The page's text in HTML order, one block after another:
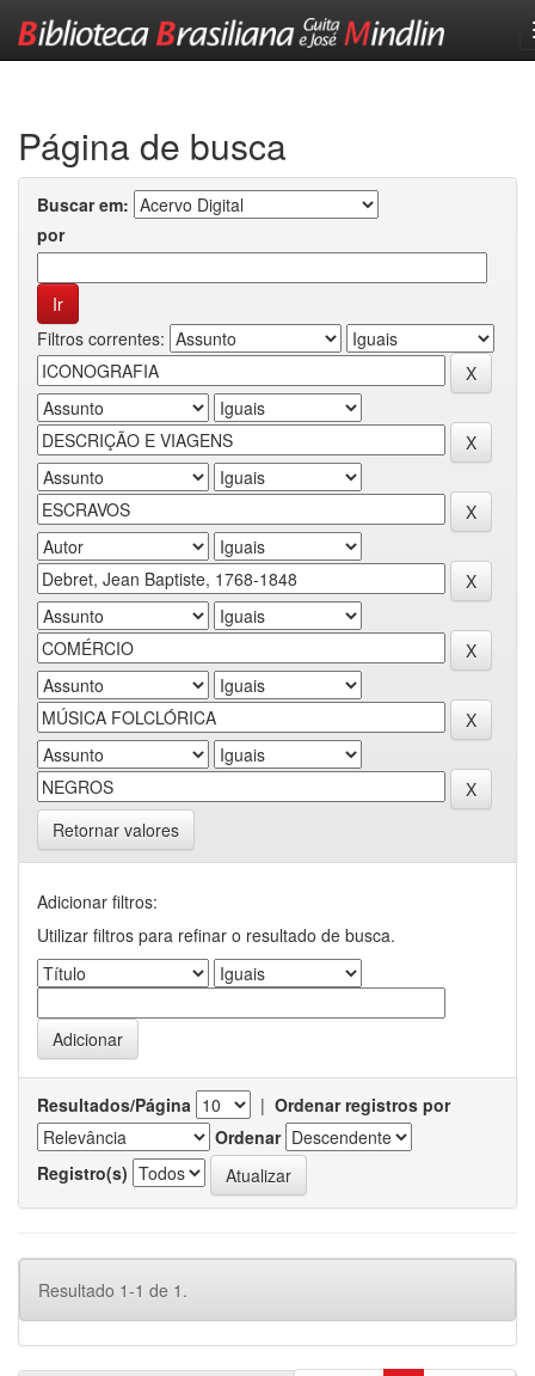
Página de busca
Buscar em:
por
Filtros correntes:
Retornar valores
Adicionar filtros:
Utilizar filtros para refinar o resultado de busca.
Resultados/Página | Ordenar registros por
Ordenar
Registro(s)
Resultado 1-1 de 1.